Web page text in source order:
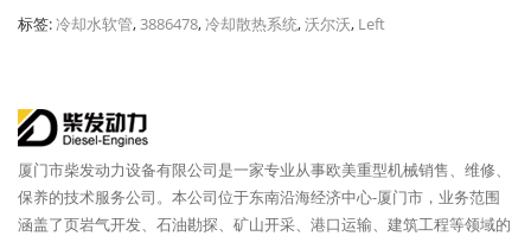
标签:冷却水软管,3886478,冷却散热系统,沃尔沃, Left
厦门市柴发动力设备有限公司是一家专业从事欧美重型机械销售、维修、
保养的技术服务公司。本公司位于东南沿海经济中心-厦门市，业务范围
涵盖了页岩气开发、石油勘探、矿山开采、港口运输、建筑工程等领域的